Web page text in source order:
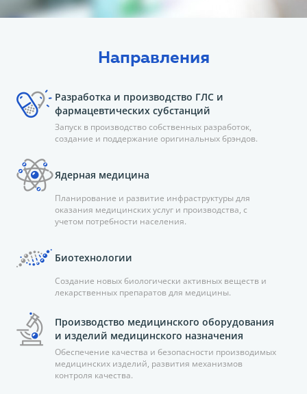
Направления
Разработка и производство ГЛС и
фармацевтических субстанций
Запуск в производство собственных разработок,
создание и поддержание оригинальных брэндов.
Ядерная медицина
Планирование и развитие инфраструктуры для
оказания медицинских услуг и производства, с
учетом потребности населения.
Биотехнологии
Создание новых биологически активных веществ и
лекарственных препаратов для медицины.
Производство медицинского оборудования
и изделий медицинского назначения
Обеспечение качества и безопасности производимых
медицинских изделий, развития механизмов
контроля качества.